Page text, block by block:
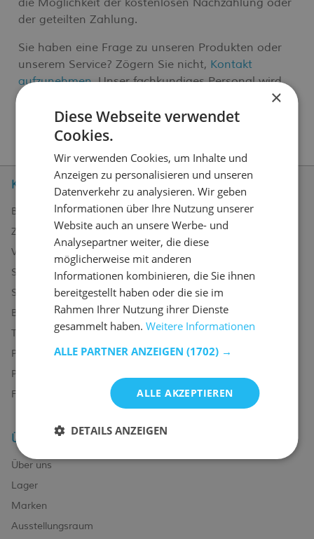
der geteilten Zahlung.
Sie haben eine Frage zu unseren Produkten oder
unserem Service? Zögern Sie nicht, Kontakt
aufzunehmen. Unser fachkundiges Personal wird
Ihnen gerne weiterhelfen.
Kundenservice
Bestellen bei Emob
Zahlungsmöglichkeiten
Versand und Lieferung
Service und Garantie
Stornieren oder retournieren
Beschwerde
Tipps zur Montage
Pflegehinweise
Paswort Vergessen?
FAQ
Über uns
Über uns
Lager
Marken
Ausstellungsraum
×
Diese Webseite verwendet
Cookies.
Wir verwenden Cookies, um Inhalte und
Anzeigen zu personalisieren und unseren
Datenverkehr zu analysieren. Wir geben
Informationen über Ihre Nutzung unserer
Website auch an unsere Werbe- und
Analysepartner weiter, die diese
möglicherweise mit anderen
Informationen kombinieren, die Sie ihnen
bereitgestellt haben oder die sie im
Rahmen Ihrer Nutzung ihrer Dienste
gesammelt haben.Weitere Informationen
ALLE PARTNER ANZEIGEN(1702) →
ALLE AKZEPTIEREN
DETAILS ANZEIGEN